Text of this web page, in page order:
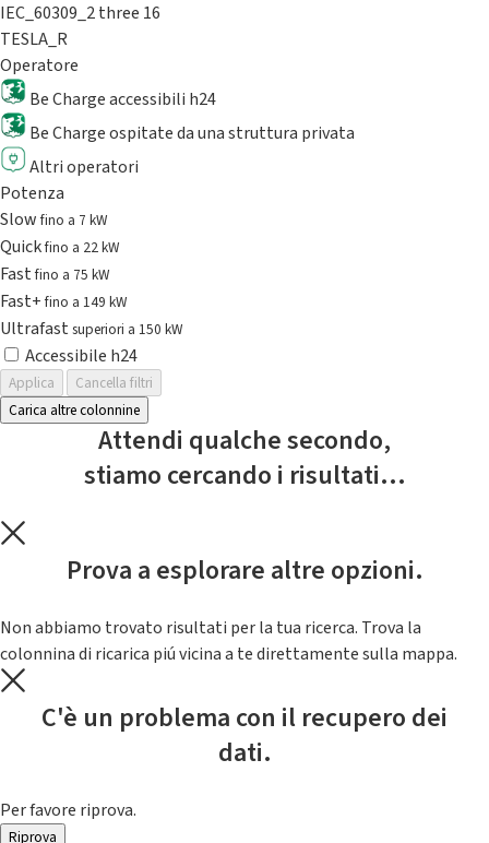
IEC_60309_2 three 16
TESLA_R
Operatore
Be Charge accessibili h24
Be Charge ospitate da una struttura privata
Altri operatori
Potenza
Slowfino a 7 kW
Quickfino a 22 kW
Fastfino a 75 kW
Fast+fino a 149 kW
Ultrafast superiori a 150 kW
Accessibile h24
Applica
Cancella filtri
Carica altre colonnine
Attendi qualche secondo,
stiamo cercando i risultati...
Prova a esplorare altre opzioni.
Non abbiamo trovato risultati per la tua ricerca. Trova la
colonnina di ricarica piú vicina a te direttamente sulla mappa.
C'è un problema con il recupero dei
dati.
Per favore riprova.
Riprova